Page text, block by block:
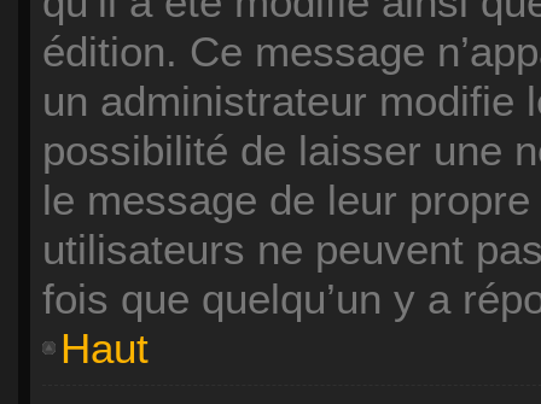
édition. Ce message
un administrateur modifie
possibilité de laisser une
le message de leur
utilisateurs ne peuvent
fois que quelqu’un y a
Haut